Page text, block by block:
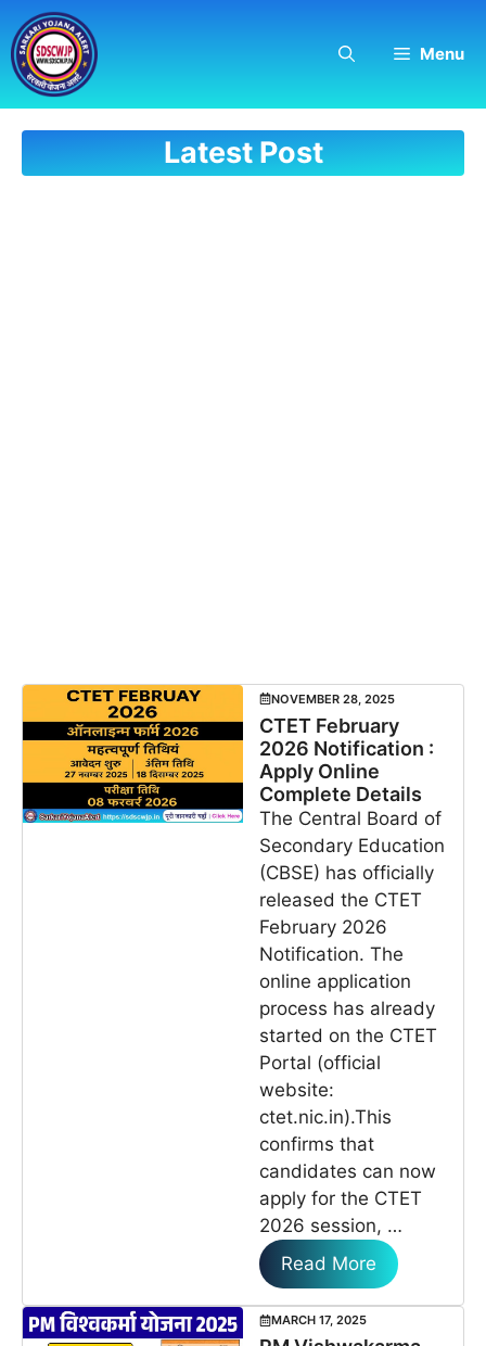
Skip
to
content
Menu
Latest Post
NOVEMBER 28, 2025
CTET February
2026 Notification :
Apply Online
Complete Details
The Central Board of
Secondary Education
(CBSE) has officially
released the CTET
February 2026
Notification. The
online application
process has already
started on the CTET
Portal (official
website:
ctet.nic.in).This
confirms that
candidates can now
apply for the CTET
2026 session, …
Read More
MARCH 17, 2025